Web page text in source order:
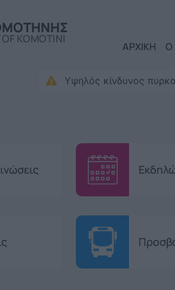
OF KOMOTINI
ΑΡΧΙΚΗ Ο
Υψηλός κίνδυνος